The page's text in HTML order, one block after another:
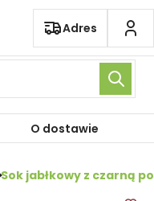
Adres
O dostawie
Sok jabłkowy z czarną